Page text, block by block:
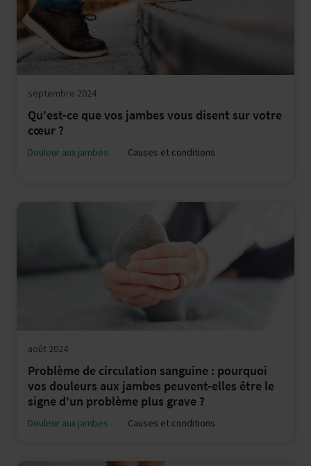
septembre 2024
Qu'est-ce que vos jambes vous disent sur votre
cœur ?
Douleur aux jambes Causes et conditions
août 2024
Problème de circulation sanguine : pourquoi
vos douleurs aux jambes peuvent-elles être le
signe d'un problème plus grave ?
Douleur aux jambes Causes et conditions